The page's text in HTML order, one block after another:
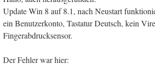
Update Win 8 auf 8.1, nach Neustart
ein Benutzerkonto, Tastatur Deutsch, kein
Fingerabdrucksensor.
Der Fehler war hier: